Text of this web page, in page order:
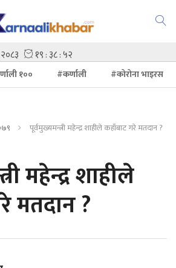
१०० #कर्णाली
#कोरोना भाइरस
पूर्वमुख्यमन्त्री महेन्द्र शाहीले कहाँबाट गरे मतदान ?
महेन्द्र शाहीले
मतदान ?